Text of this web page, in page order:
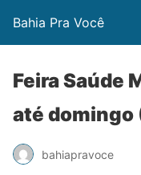
Bahia Pra Você
Feira Saúde
até domingo
bahiapravoce